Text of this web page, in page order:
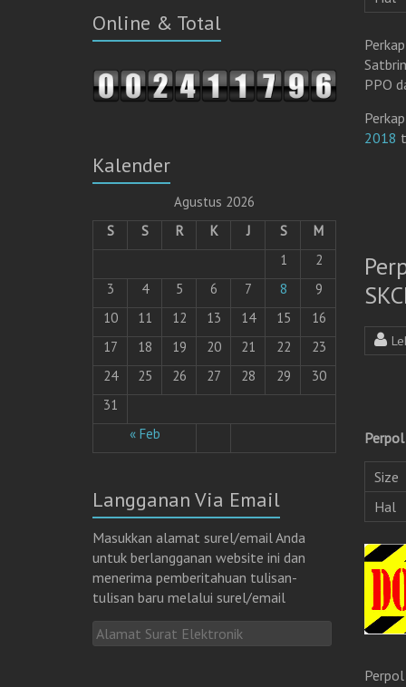
PPO
2018
Size
Hal
Online & Total
Kalender
Agustus 2026
S
S R K J S M
« Feb
1
2
3
4 5 6 7 8
9
10
11 12 13 14 15
16
17
18 19 20 21 22
23
24
25 26 27 28 29
30
31
Langganan Via Email
Masukkan alamat surel/email Anda
untuk berlangganan website ini dan
menerima pemberitahuan tulisan-
tulisan baru melalui surel/email
A
l